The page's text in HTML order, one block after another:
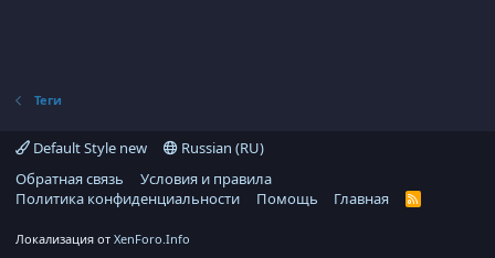
Теги
Default Style new
Russian (RU)
Обратная связь
Условия и правила
Политика конфиденциальности
Помощь Главная
R
Локализация от XenForo.Info